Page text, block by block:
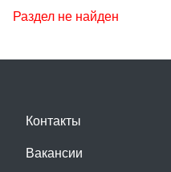
Раздел не найден
Контакты
Вакансии